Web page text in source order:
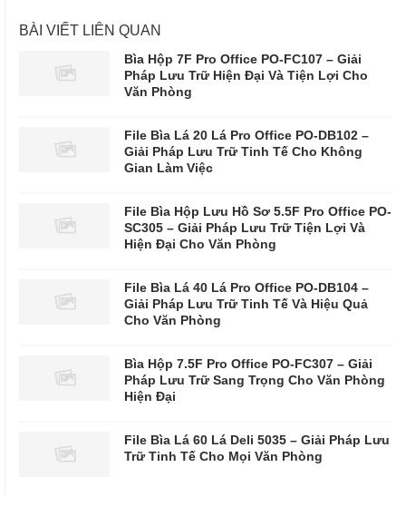
BÀI VIẾT LIÊN QUAN
Bìa Hộp 7F Pro Office PO-FC107 – Giải
Pháp Lưu Trữ Hiện Đại Và Tiện Lợi Cho
Văn Phòng
File Bìa Lá 20 Lá Pro Office PO-DB102 –
Giải Pháp Lưu Trữ Tinh Tế Cho Không
Gian Làm Việc
File Bìa Hộp Lưu Hồ Sơ 5.5F Pro Office PO-
SC305 – Giải Pháp Lưu Trữ Tiện Lợi Và
Hiện Đại Cho Văn Phòng
File Bìa Lá 40 Lá Pro Office PO-DB104 –
Giải Pháp Lưu Trữ Tinh Tế Và Hiệu Quả
Cho Văn Phòng
Bìa Hộp 7.5F Pro Office PO-FC307 – Giải
Pháp Lưu Trữ Sang Trọng Cho Văn Phòng
Hiện Đại
File Bìa Lá 60 Lá Deli 5035 – Giải Pháp Lưu
Trữ Tinh Tế Cho Mọi Văn Phòng